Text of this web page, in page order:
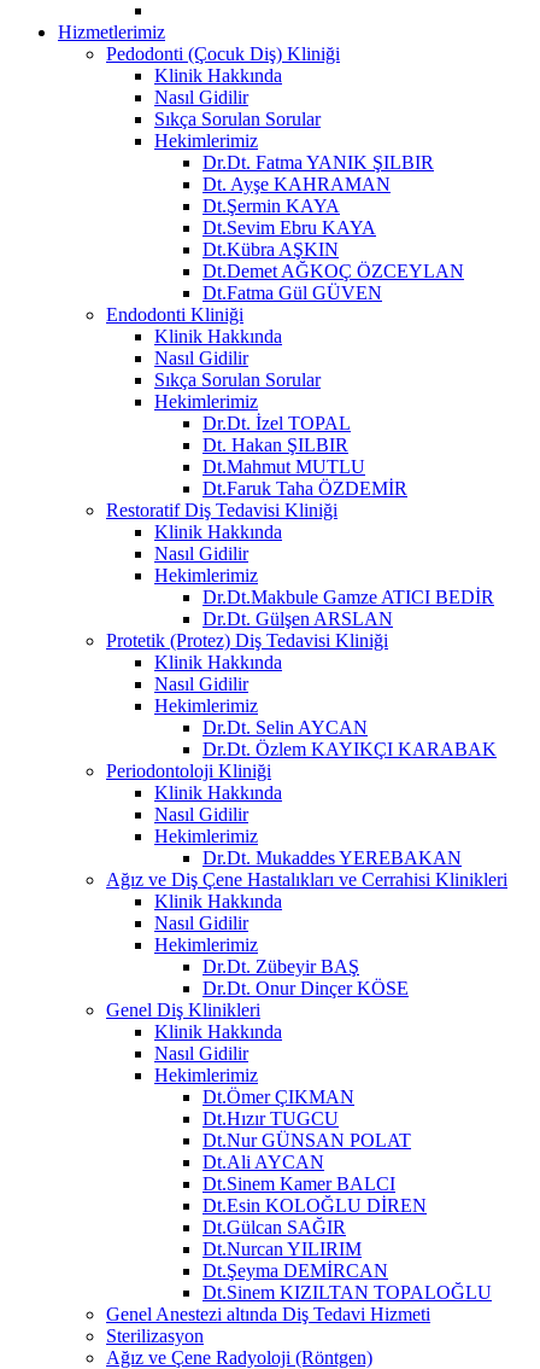
Hizmetlerimiz
Pedodonti (Çocuk Diş) Kliniği
Klinik Hakkında
Nasıl Gidilir
Sıkça Sorulan Sorular
Hekimlerimiz
Dr.Dt. Fatma YANIK ŞILBIR
Dt. Ayşe KAHRAMAN
Dt.Şermin KAYA
Dt.Sevim Ebru KAYA
Dt.Kübra AŞKIN
Dt.Demet AĞKOÇ ÖZCEYLAN
Dt.Fatma Gül GÜVEN
Endodonti Kliniği
Klinik Hakkında
Nasıl Gidilir
Sıkça Sorulan Sorular
Hekimlerimiz
Dr.Dt. İzel TOPAL
Dt. Hakan ŞILBIR
Dt.Mahmut MUTLU
Dt.Faruk Taha ÖZDEMİR
Restoratif Diş Tedavisi Kliniği
Klinik Hakkında
Nasıl Gidilir
Hekimlerimiz
Dr.Dt.Makbule Gamze ATICI BEDİR
Dr.Dt. Gülşen ARSLAN
Protetik (Protez) Diş Tedavisi Kliniği
Klinik Hakkında
Nasıl Gidilir
Hekimlerimiz
Dr.Dt. Selin AYCAN
Dr.Dt. Özlem KAYIKÇI KARABAK
Periodontoloji Kliniği
Klinik Hakkında
Nasıl Gidilir
Hekimlerimiz
Dr.Dt. Mukaddes YEREBAKAN
Ağız ve Diş Çene Hastalıkları ve Cerrahisi Klinikleri
Klinik Hakkında
Nasıl Gidilir
Hekimlerimiz
Dr.Dt. Zübeyir BAŞ
Dr.Dt. Onur Dinçer KÖSE
Genel Diş Klinikleri
Klinik Hakkında
Nasıl Gidilir
Hekimlerimiz
Dt.Ömer ÇIKMAN
Dt.Hızır TUGCU
Dt.Nur GÜNSAN POLAT
Dt.Ali AYCAN
Dt.Sinem Kamer BALCI
Dt.Esin KOLOĞLU DİREN
Dt.Gülcan SAĞIR
Dt.Nurcan YILIRIM
Dt.Şeyma DEMİRCAN
Dt.Sinem KIZILTAN TOPALOĞLU
Genel Anestezi altında Diş Tedavi Hizmeti
Sterilizasyon
Ağız ve Çene Radyoloji (Röntgen)